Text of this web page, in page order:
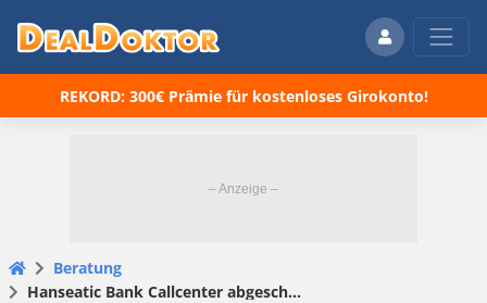
REKORD: 300€ Prämie für kostenloses Girokonto!
Beratung
Hanseatic Bank Callcenter abgeschaltet